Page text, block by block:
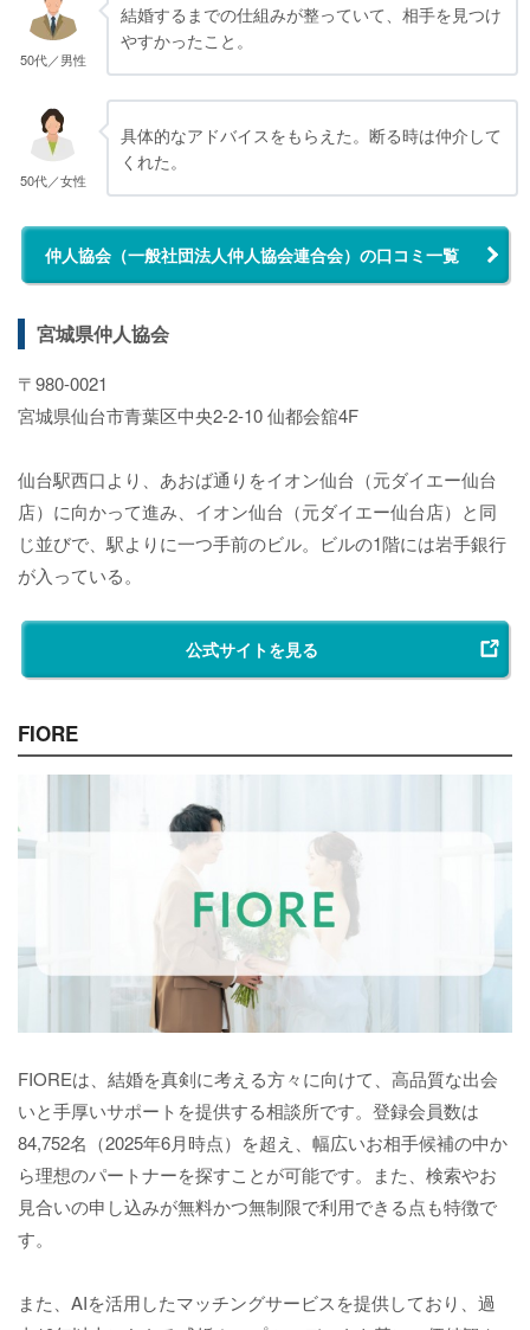
50代／男性
結婚するまでの仕組みが整っていて、相手を見つけ
やすかったこと。
50代／女性
具体的なアドバイスをもらえた。断る時は仲介して
くれた。
仲人協会（一般社団法人仲人協会連合会）の口コミ一覧
宮城県仲人協会
〒980-0021
宮城県仙台市青葉区中央2-2-10 仙都会舘4F
仙台駅西口より、あおば通りをイオン仙台（元ダイエー仙台
店）に向かって進み、イオン仙台（元ダイエー仙台店）と同
じ並びで、駅よりに一つ手前のビル。ビルの1階には岩手銀行
が入っている。
公式サイトを見る
FIORE
FIOREは、結婚を真剣に考える方々に向けて、高品質な出会
いと手厚いサポートを提供する相談所です。登録会員数は
84,752名（2025年6月時点）を超え、幅広いお相手候補の中か
ら理想のパートナーを探すことが可能です。また、検索やお
見合いの申し込みが無料かつ無制限で利用できる点も特徴で
す。
また、AIを活用したマッチングサービスを提供しており、過